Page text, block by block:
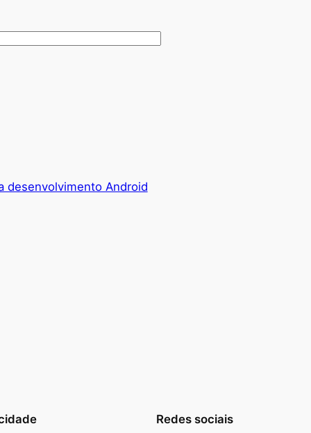
desenvolvimento Android
Redes sociais